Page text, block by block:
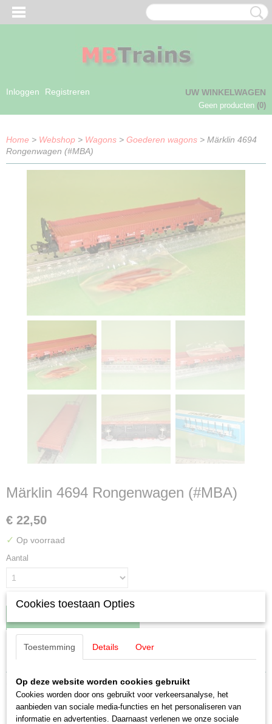
Inloggen Registreren UW WINKELWAGEN
Geen producten (0)
Home > Webshop > Wagons > Goederen wagons > Märklin 4694
Rongenwagen (#MBA)
Märklin 4694 Rongenwagen (#MBA)
€ 22,50
✓ Op voorraad
Aantal
Productcode leverancier
4694
Schaal
H0 (1:87)
Omschrijving
Märklin 4694 Rongenwagen (#MBA)
Cookies toestaan Opties
Toestemming Details Over
Op deze website worden cookies gebruikt
Cookies worden door ons gebruikt voor verkeersanalyse, het
aanbieden van sociale media-functies en het personaliseren van
informatie en advertenties. Daarnaast verlenen we onze sociale